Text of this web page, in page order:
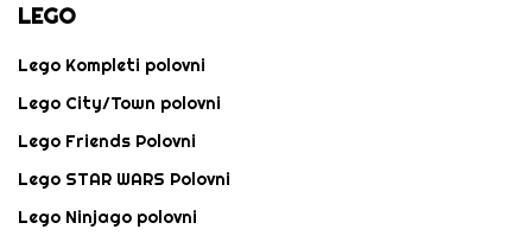
LEGO
Lego Kompleti polovni
Lego City/Town polovni
Lego Friends Polovni
Lego STAR WARS Polovni
Lego Ninjago polovni